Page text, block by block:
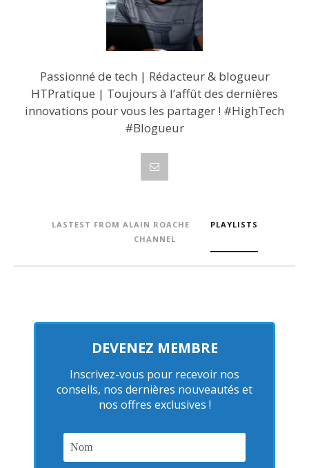
Passionné de tech | Rédacteur & blogueur
HTPratique | Toujours à l’affût des dernières
innovations pour vous les partager ! #HighTech
#Blogueur
LASTEST FROM ALAIN ROACHE
PLAYLISTS
CHANNEL
DEVENEZ MEMBRE
Inscrivez-vous pour recevoir nos
conseils, nos dernières nouveautés et
nos offres exclusives !